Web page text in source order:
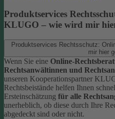
Produktservices
KLUGO – wie wird mir
Produktservices Rechtsschutz:
mir hier
Wenn Sie eine Online-
Rechtsanwältinnen und
unseren Kooperationspartner
Rechtsbeistände helfen Ihnen
Ersteinschätzung für alle
unerheblich, ob diese durch Ihre
abgedeckt sind oder nicht.